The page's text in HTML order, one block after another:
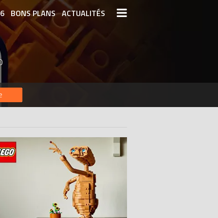
BONS PLANS ACTUALITÉS
LEGO LES PLUS CHERS
DERNIERS LEGO AJOUTÉS